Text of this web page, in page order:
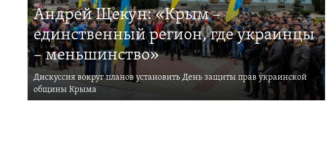
Андрей Щекун: «Крым –
единственный регион, где украинцы
– меньшинство»
Дискуссия вокруг планов установить День защиты прав украинской
общины Крыма